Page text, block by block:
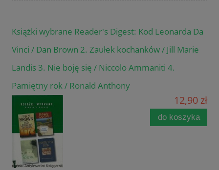
Książki wybrane Reader's Digest: Kod Leonarda Da
Vinci / Dan Brown 2. Zaułek kochanków / Jill Marie
Landis 3. Nie boję się / Niccolo Ammaniti 4.
Pamiętny rok / Ronald Anthony
12,90 zł
do koszyka